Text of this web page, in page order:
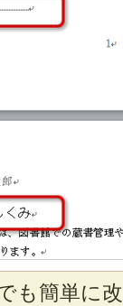
も簡単に